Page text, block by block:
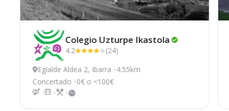
Colegio Uzturpe Ikastola
4.2
(24)
Egialde Aldea 2, Ibarra 4.55km
Concertado 0€ o <100€